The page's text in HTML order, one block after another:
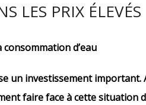
LES PRIX
d’eau
un investissement
faire face à cette